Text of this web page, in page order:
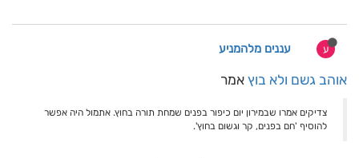
ע עננים מלהמניע
אוהב גשם ולא בוץ אמר
צדיקים אמרו שבמירון יום כיפור בפנים שמחת תורה בחוץ. אתמול היה אפשר
להוסיף 'חם בפנים, קר וגשום בחוץ'.